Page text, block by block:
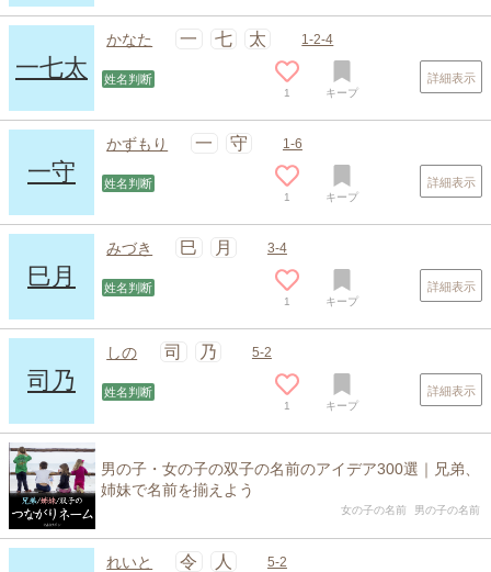
一七太
かなた 一 七 太 1-2-4
姓名判断
1 キープ
詳細表示
一守
かずもり 一 守 1-6
姓名判断
1 キープ
詳細表示
巳月
みづき 巳 月 3-4
姓名判断
1 キープ
詳細表示
司乃
しの 司 乃 5-2
姓名判断
1 キープ
詳細表示
男の子・女の子の双子の名前のアイデア300選｜兄弟、
姉妹で名前を揃えよう
女の子の名前 男の子の名前
れいと 令 人 5-2